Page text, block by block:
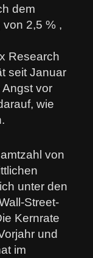
dem
von 2,5 % ,
Research
seit Januar
vor
wie
von
unter den
Street-
Kernrate
und
im